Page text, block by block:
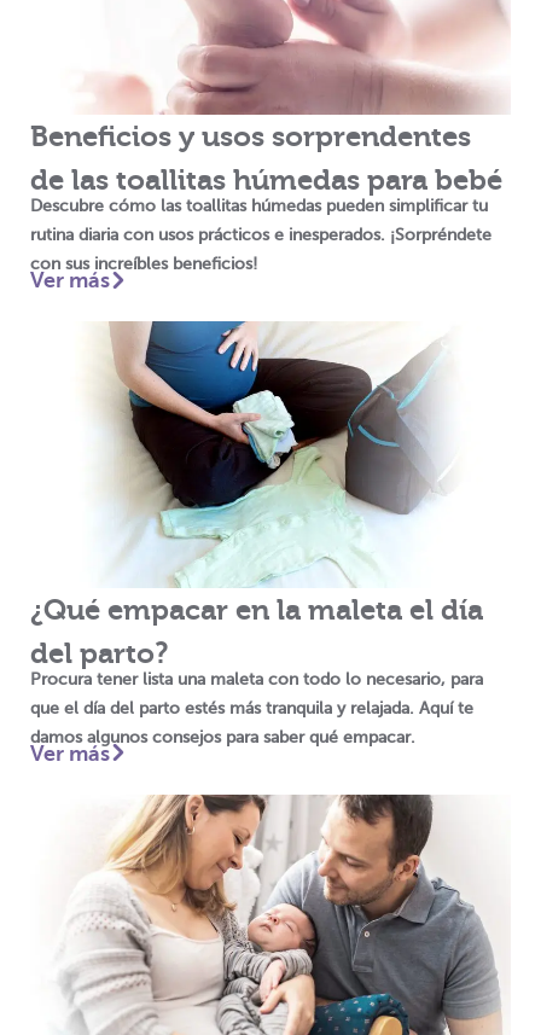
Beneficios y usos sorprendentes
de las toallitas húmedas para bebé
Descubre cómo las toallitas húmedas pueden simplificar tu
rutina diaria con usos prácticos e inesperados. ¡Sorpréndete
con sus increíbles beneficios!
Ver más
¿Qué empacar en la maleta el día
del parto?
Procura tener lista una maleta con todo lo necesario, para
que el día del parto estés más tranquila y relajada. Aquí te
damos algunos consejos para saber qué empacar.
Ver más